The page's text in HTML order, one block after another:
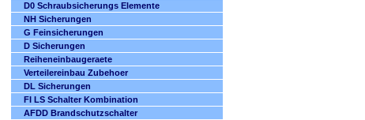
D0 Schraubsicherungs Elemente
NH Sicherungen
G Feinsicherungen
D Sicherungen
Reiheneinbaugeraete
Verteilereinbau Zubehoer
DL Sicherungen
FI LS Schalter Kombination
AFDD Brandschutzschalter